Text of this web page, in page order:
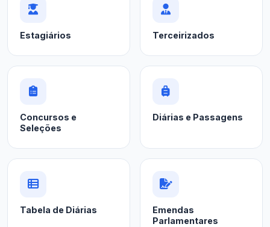
Estagiários Terceirizados
Concursos e
Seleções
Diárias e Passagens
Tabela de Diárias
Emendas
Parlamentares